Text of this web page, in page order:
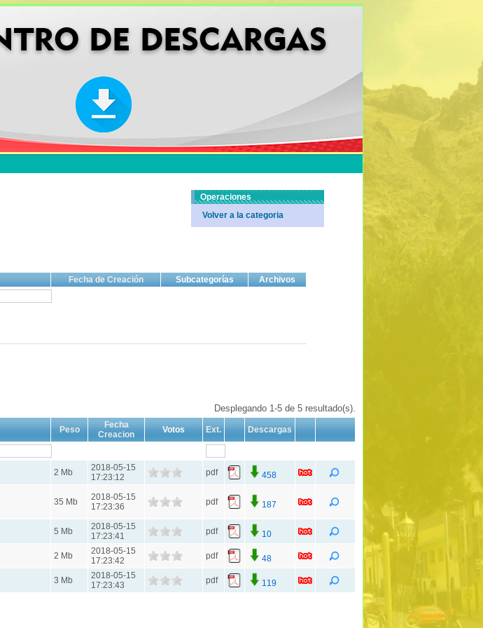
Fecha de Creación Subcategorías Archivos
Desplegando 1-5 de 5 resultado(s).
Peso
Fecha
Creacion
Votos Ext. Descargas
2 Mb
2018-05-15
17:23:12
pdf
458
35 Mb
2018-05-15
17:23:36
pdf 187
5 Mb
2018-05-15
17:23:41
pdf
10
2 Mb
2018-05-15
17:23:42
pdf
48
3 Mb
2018-05-15
17:23:43
pdf 119
Operaciones
Volver a la categoria